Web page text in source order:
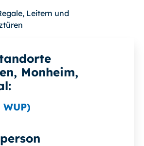
Leitern und
Monheim,
WUP)